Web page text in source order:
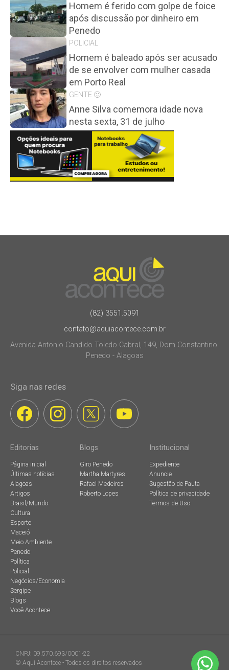
Homem é ferido com golpe de foice
após discussão por dinheiro em
Penedo
POLICIAL
Homem é baleado após ser acusado
de se envolver com mulher casada
em Porto Real
GENTE 🙂
Anne Silva comemora idade nova
nesta sexta, 31 de julho
(82) 3551.5091
contato@aquiacontece.com.br
Avenida Antonio Candido Toledo Cabral, 149, Dom Constantino.
Penedo - Alagoas
Siga nas redes
Editorias
Página inicial
Últimas notícias
Alagoas
Artigos
Brasil/Mundo
Cultura
Esporte
Maceió
Meio Ambiente
Penedo
Política
Policial
Negócios/Economia
Sergipe
Blogs
Você Acontece
Blogs
Giro Penedo
Martha Martyres
Rafael Medeiros
Roberto Lopes
Institucional
Expediente
Anuncie
Sugestão de Pauta
Política de privacidade
Termos de Uso
CNPJ: 09.570.693/0001-22
© Aqui Acontece - Todos os direitos reservados